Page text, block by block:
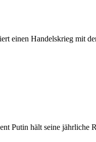
einen Handelskrieg mit
Putin hält seine jährliche